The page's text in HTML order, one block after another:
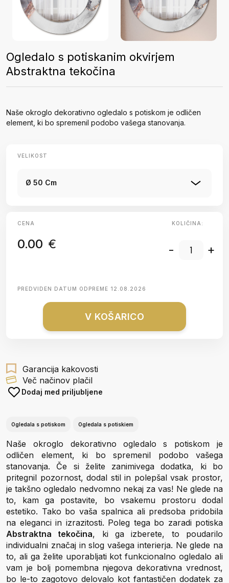
Ogledalo s potiskanim okvirjem
Abstraktna tekočina
Naše okroglo dekorativno ogledalo s potiskom je odličen
element, ki bo spremenil podobo vašega stanovanja.
VELIKOST
Ø 50 Cm
CENA
0.00 €
KOLIČINA:
- +
PREDVIDEN DATUM ODPREME 12.08.2026
V KOŠARICO
Garancija kakovosti
Več načinov plačil
Dodaj med priljubljene
Ogledala s potiskom Ogledala s potiskiem
Naše okroglo dekorativno ogledalo s potiskom je
odličen element, ki bo spremenil podobo vašega
stanovanja. Če si želite zanimivega dodatka, ki bo
pritegnil pozornost, dodal stil in polepšal vsak prostor,
je takšno ogledalo nedvomno nekaj za vas! Ne glede na
to, kam ga postavite, bo vsakemu prostoru dodal
estetiko. Tako bo vaša spalnica ali predsoba pridobila
na eleganci in izrazitosti. Poleg tega bo zaradi potiska
Abstraktna tekočina, ki ga izberete, to poudarilo
individualni značaj in slog vašega interierja. Ne glede na
to, ali ga želite uporabljati kot funkcionalno ogledalo ali
vam je bolj pomembna njegova dekorativna vrednost,
bo le-to zagotovo delovalo kot fantastičen dodatek za